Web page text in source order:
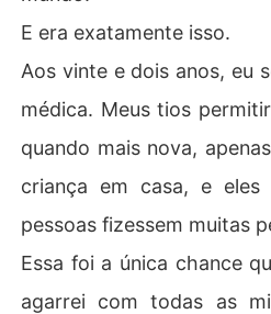
E era exatamente isso.
Aos vinte e dois anos, eu
médica. Meus tios
quando mais nova,
criança em casa, e eles
pessoas fizessem muitas
Essa foi a única chance
agarrei com todas as